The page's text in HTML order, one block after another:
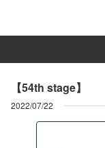
【54th stage】
2022/07/22